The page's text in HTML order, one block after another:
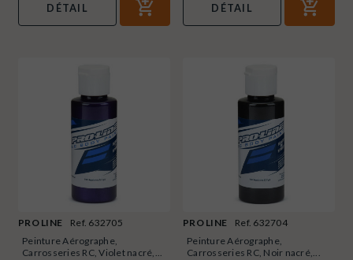
DÉTAIL DÉTAIL
PRO LINE
Ref. 632705
Peinture Aérographe,
Carrosseries RC, Violet nacré,...
PRO LINE
Ref. 632704
Peinture Aérographe,
Carrosseries RC, Noir nacré,...